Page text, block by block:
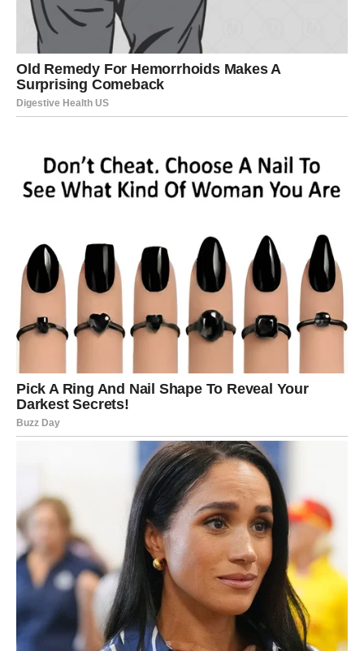
Sudbina vam otkriva ono što ste dugo
trebali znati
Pred vama su veoma nježni i važni trenuci.
LAV
Lavovima dolazi velika poslovna ili finansijska potvrda.
Vrijeme uspjeha i priznanja tek počinje
Pred vama su veoma snažni trenuci.
DJEVICA
Pred vama su dani tokom kojih ćete jasno vidjeti kome
možete vjerovati.
Jedna istina sada vam donosi veliko olakšanje.
Intuicija vam konačno potvrđuje ono što
osjećate
Pred vama su veoma posebni trenuci.
VAGA